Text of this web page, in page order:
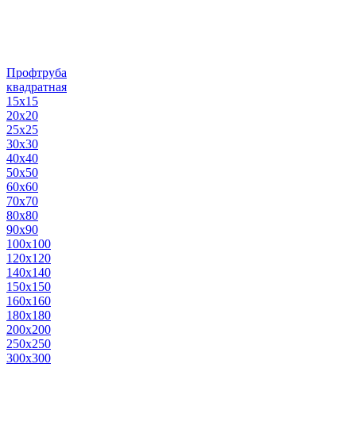
Профтруба
квадратная
15х15
20х20
25х25
30х30
40х40
50х50
60х60
70х70
80х80
90х90
100х100
120х120
140х140
150х150
160х160
180х180
200х200
250х250
300х300